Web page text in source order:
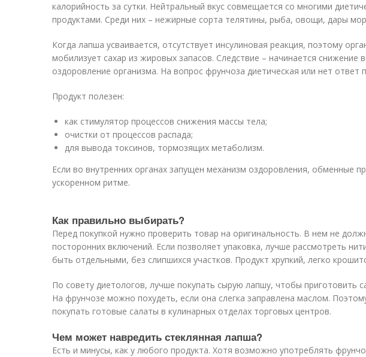
калорийность за сутки. Нейтральный вкус совмещается со многими
продуктами. Среди них – нежирные сорта телятины, рыба, овощи, дары
Когда лапша усваивается, отсутствует инсулиновая реакция, поэтому
мобилизует сахар из жировых запасов. Следствие – начинается снижение
оздоровление организма. На вопрос фрунчоза диетическая или нет ответ
Продукт полезен:
как стимулятор процессов снижения массы тела;
очистки от процессов распада;
для вывода токсинов, тормозящих метаболизм.
Если во внутренних органах запущен механизм оздоровления, обменные
ускоренном ритме.
Как правильно выбирать?
Перед покупкой нужно проверить товар на оригинальность. В нем не
посторонних включений. Если позволяет упаковка, лучше рассмотреть
быть отдельными, без слипшихся участков. Продукт хрупкий, легко
По совету диетологов, лучше покупать сырую лапшу, чтобы приготовить
На фрунчозе можно похудеть, если она слегка заправлена маслом.
покупать готовые салаты в кулинарных отделах торговых центров.
Чем может навредить стеклянная лапша?
Есть и минусы, как у любого продукта. Хотя возможно употреблять